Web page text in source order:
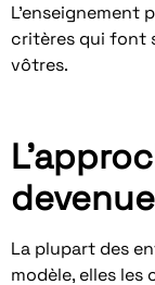
L’enseignement
critères qui font
vôtres.
La plupart des
modèle, elles les